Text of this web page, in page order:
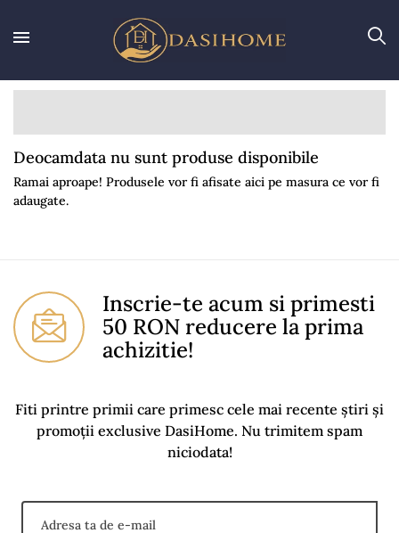
Deocamdata nu sunt produse disponibile
Ramai aproape! Produsele vor fi afisate aici pe masura ce vor fi
adaugate.
Inscrie-te acum si primesti
50 RON reducere la prima
achizitie!
Fiti printre primii care primesc cele mai recente știri și
promoții exclusive DasiHome. Nu trimitem spam
niciodata!